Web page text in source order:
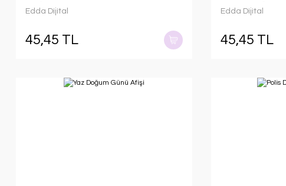
Edda Dijital
45,45 TL
Edda Dijital
45,45 TL